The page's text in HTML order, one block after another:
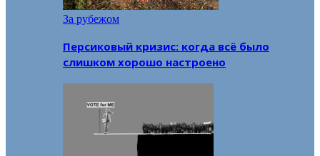
За рубежом
Персиковый кризис: когда всё было
слишком хорошо настроено